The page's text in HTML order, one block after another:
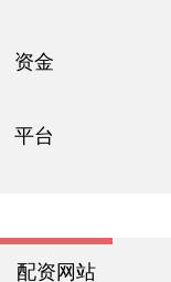
资金
平台
配资网站